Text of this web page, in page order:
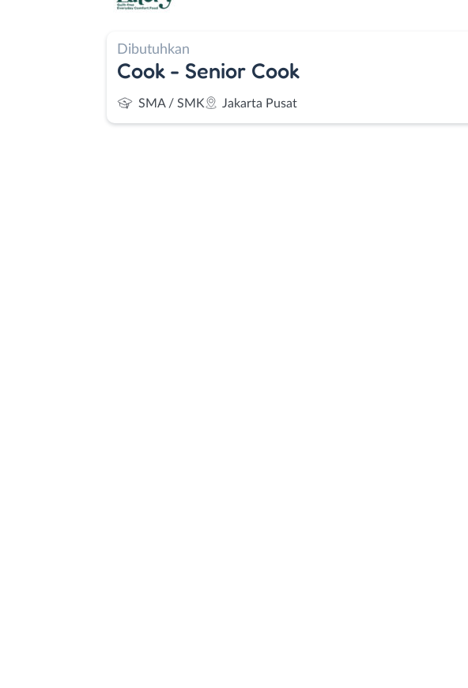
Dibutuhkan
Cook - Senior Cook
SMA / SMK Jakarta Pusat